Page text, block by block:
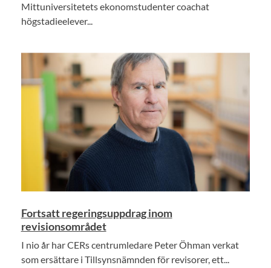
Mittuniversitetets ekonomstudenter coachat
högstadieelever...
Fortsatt regeringsuppdrag inom
revisionsområdet
I nio år har CERs centrumledare Peter Öhman verkat
som ersättare i Tillsynsnämnden för revisorer, ett...